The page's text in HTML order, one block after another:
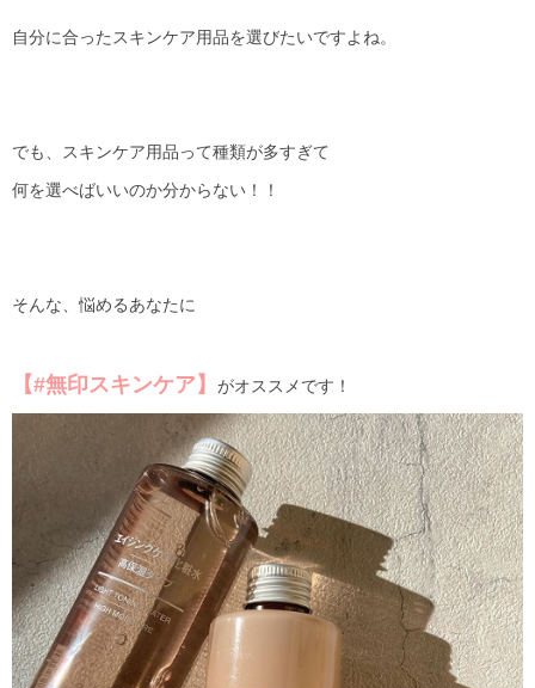
自分に合ったスキンケア用品を選びたいですよね。
でも、スキンケア用品って種類が多すぎて
何を選べばいいのか分からない！！
そんな、悩めるあなたに
【#無印スキンケア】 がオススメです！